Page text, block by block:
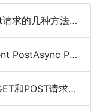
的几种方法总结
POST Json数据
载大文件及cookie管理